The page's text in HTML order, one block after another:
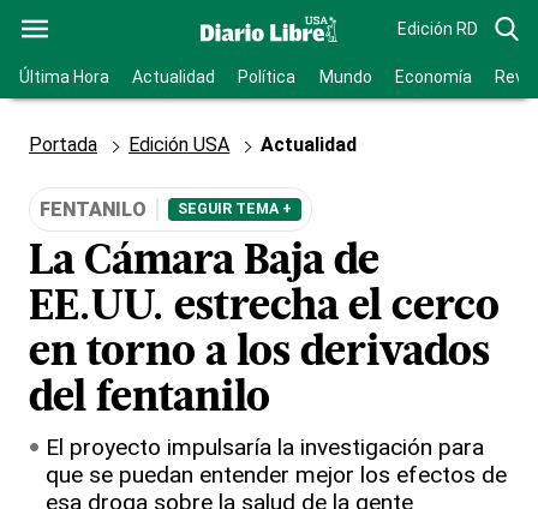
Edición RD
Última Hora Actualidad Política Mundo Economía
Portada Edición USA Actualidad
FENTANILO SEGUIR TEMA +
La Cámara Baja de
EE.UU. estrecha el cerco
en torno a los derivados
del fentanilo
El proyecto impulsaría la investigación para
que se puedan entender mejor los efectos de
esa droga sobre la salud de la gente